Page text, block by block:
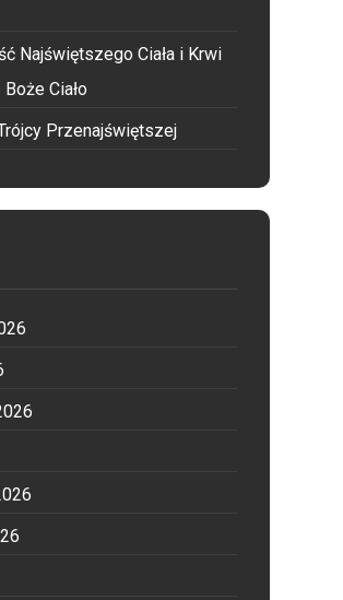
Najświętszego Ciała i Krwi
Ciało
Przenajświętszej